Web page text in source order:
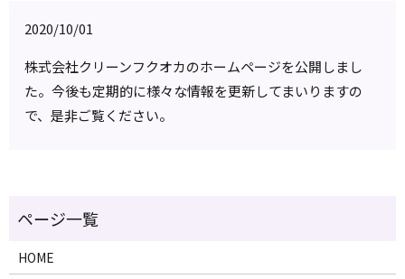
2020/10/01
株式会社クリーンフクオカのホームページを公開しまし
た。今後も定期的に様々な情報を更新してまいりますの
で、是非ご覧ください。
HOME